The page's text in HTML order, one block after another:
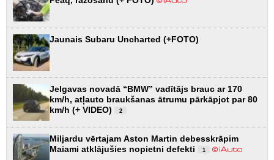
Jaunais Subaru Uncharted (+FOTO)
Jelgavas novadā “BMW” vadītājs brauc ar 170
km/h, atļauto braukšanas ātrumu pārkāpjot par 80
km/h (+ VIDEO)
2
Miljardu vērtajam Aston Martin debesskrāpim
Maiami atklājušies nopietni defekti
1